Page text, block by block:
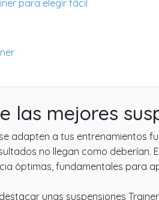
para elegir fácil
las mejores
adapten a tus entrenamientos
no llegan como deberían.
óptimas, fundamentales para
unas suspensiones